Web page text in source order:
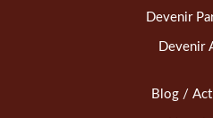
Devenir
Devenir
Blog /